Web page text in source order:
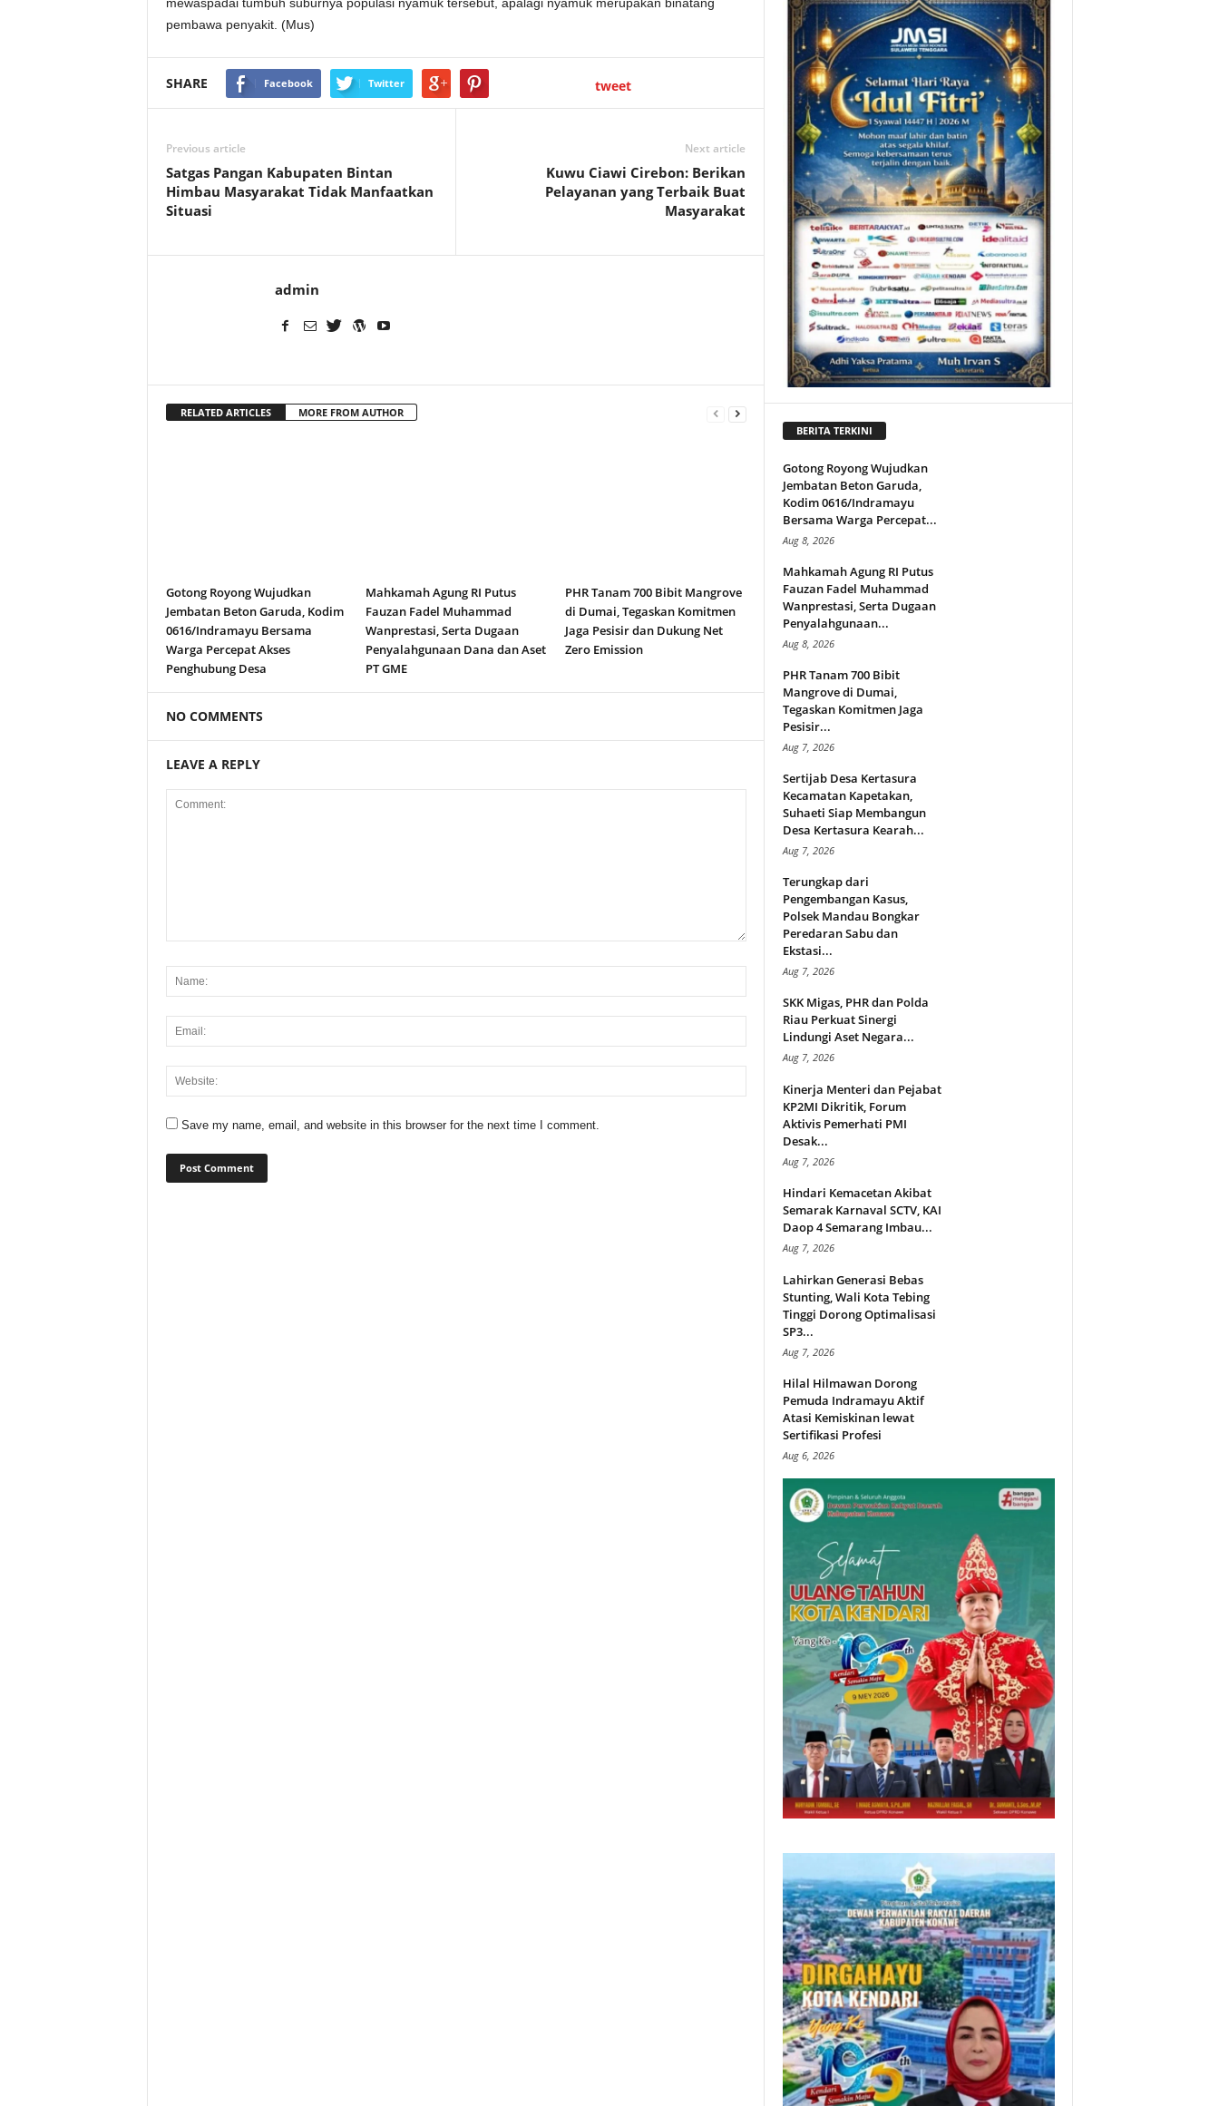
pembawa penyakit. (Mus)
SHARE Facebook Twitter tweet
Previous article
Satgas Pangan Kabupaten Bintan
Himbau Masyarakat Tidak Manfaatkan
Situasi
Next article
Kuwu Ciawi Cirebon: Berikan
Pelayanan yang Terbaik Buat
Masyarakat
admin
RELATED ARTICLES MORE FROM AUTHOR
Gotong Royong Wujudkan
Jembatan Beton Garuda, Kodim
0616/Indramayu Bersama
Warga Percepat Akses
Penghubung Desa
Mahkamah Agung RI Putus
Fauzan Fadel Muhammad
Wanprestasi, Serta Dugaan
Penyalahgunaan Dana dan Aset
PT GME
PHR Tanam 700 Bibit Mangrove
di Dumai, Tegaskan Komitmen
Jaga Pesisir dan Dukung Net
Zero Emission
NO COMMENTS
LEAVE A REPLY
Save my name, email, and website in this browser for the next time I comment.
BERITA TERKINI
Gotong Royong Wujudkan
Jembatan Beton Garuda,
Kodim 0616/Indramayu
Bersama Warga Percepat...
Aug 8, 2026
Mahkamah Agung RI Putus
Fauzan Fadel Muhammad
Wanprestasi, Serta Dugaan
Penyalahgunaan...
Aug 8, 2026
PHR Tanam 700 Bibit
Mangrove di Dumai,
Tegaskan Komitmen Jaga
Pesisir...
Aug 7, 2026
Sertijab Desa Kertasura
Kecamatan Kapetakan,
Suhaeti Siap Membangun
Desa Kertasura Kearah...
Aug 7, 2026
Terungkap dari
Pengembangan Kasus,
Polsek Mandau Bongkar
Peredaran Sabu dan
Ekstasi...
Aug 7, 2026
SKK Migas, PHR dan Polda
Riau Perkuat Sinergi
Lindungi Aset Negara...
Aug 7, 2026
Kinerja Menteri dan Pejabat
KP2MI Dikritik, Forum
Aktivis Pemerhati PMI
Desak...
Aug 7, 2026
Hindari Kemacetan Akibat
Semarak Karnaval SCTV, KAI
Daop 4 Semarang Imbau...
Aug 7, 2026
Lahirkan Generasi Bebas
Stunting, Wali Kota Tebing
Tinggi Dorong Optimalisasi
SP3...
Aug 7, 2026
Hilal Hilmawan Dorong
Pemuda Indramayu Aktif
Atasi Kemiskinan lewat
Sertifikasi Profesi
Aug 6, 2026